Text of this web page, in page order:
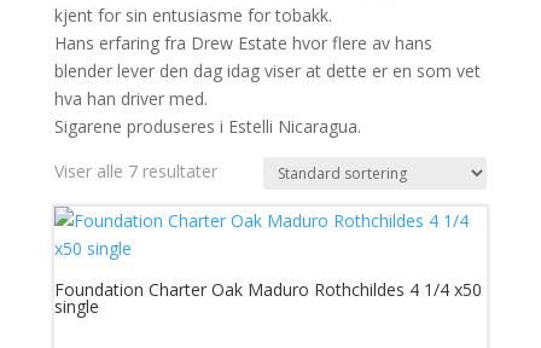
kjent for sin entusiasme for tobakk.
Hans erfaring fra Drew Estate hvor flere av hans
blender lever den dag idag viser at dette er en som vet
hva han driver med.
Sigarene produseres i Estelli Nicaragua.
Viser alle 7 resultater
Foundation Charter Oak Maduro Rothchildes 4 1/4 x50
single